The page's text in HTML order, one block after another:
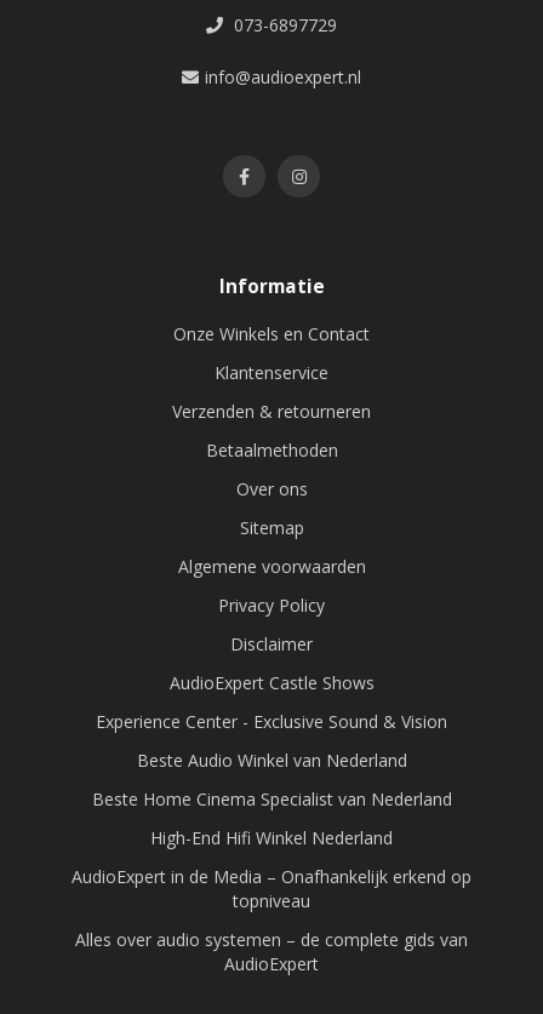
073-6897729
info@audioexpert.nl
Informatie
Onze Winkels en Contact
Klantenservice
Verzenden & retourneren
Betaalmethoden
Over ons
Sitemap
Algemene voorwaarden
Privacy Policy
Disclaimer
AudioExpert Castle Shows
Experience Center - Exclusive Sound & Vision
Beste Audio Winkel van Nederland
Beste Home Cinema Specialist van Nederland
High-End Hifi Winkel Nederland
AudioExpert in de Media – Onafhankelijk erkend op
topniveau
Alles over audio systemen – de complete gids van
AudioExpert